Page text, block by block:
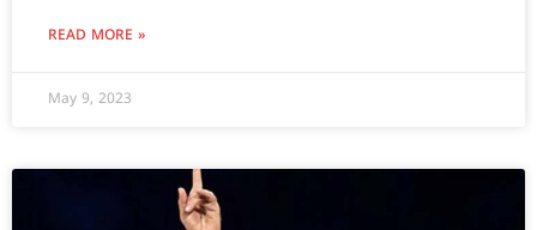
READ MORE »
May 9, 2023